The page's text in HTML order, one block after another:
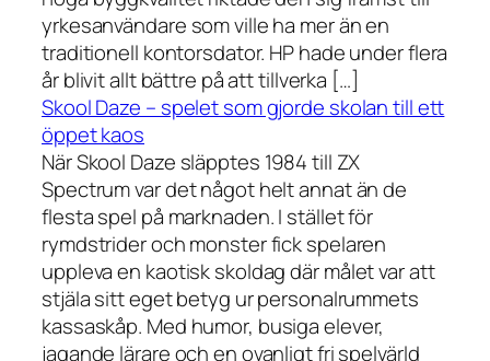
yrkesanvändare som ville ha mer än en
traditionell kontorsdator. HP hade under flera
år blivit allt bättre på att tillverka […]
Skool Daze – spelet som gjorde skolan till ett
öppet kaos
När Skool Daze släpptes 1984 till ZX
Spectrum var det något helt annat än de
flesta spel på marknaden. I stället för
rymdstrider och monster fick spelaren
uppleva en kaotisk skoldag där målet var att
stjäla sitt eget betyg ur personalrummets
kassaskåp. Med humor, busiga elever,
jagande lärare och en ovanligt fri spelvärld